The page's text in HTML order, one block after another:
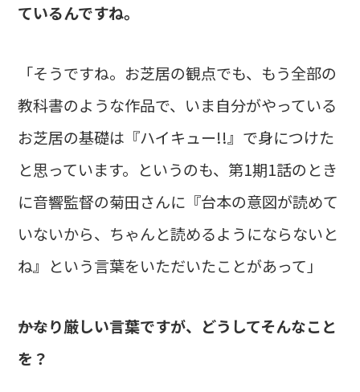
ているんですね。
「そうですね。お芝居の観点でも、もう全部の
教科書のような作品で、いま自分がやっている
お芝居の基礎は『ハイキュー!!』で身につけた
と思っています。というのも、第1期1話のとき
に音響監督の菊田さんに『台本の意図が読めて
いないから、ちゃんと読めるようにならないと
ね』という言葉をいただいたことがあって」
――かなり厳しい言葉ですが、どうしてそんなこと
を？